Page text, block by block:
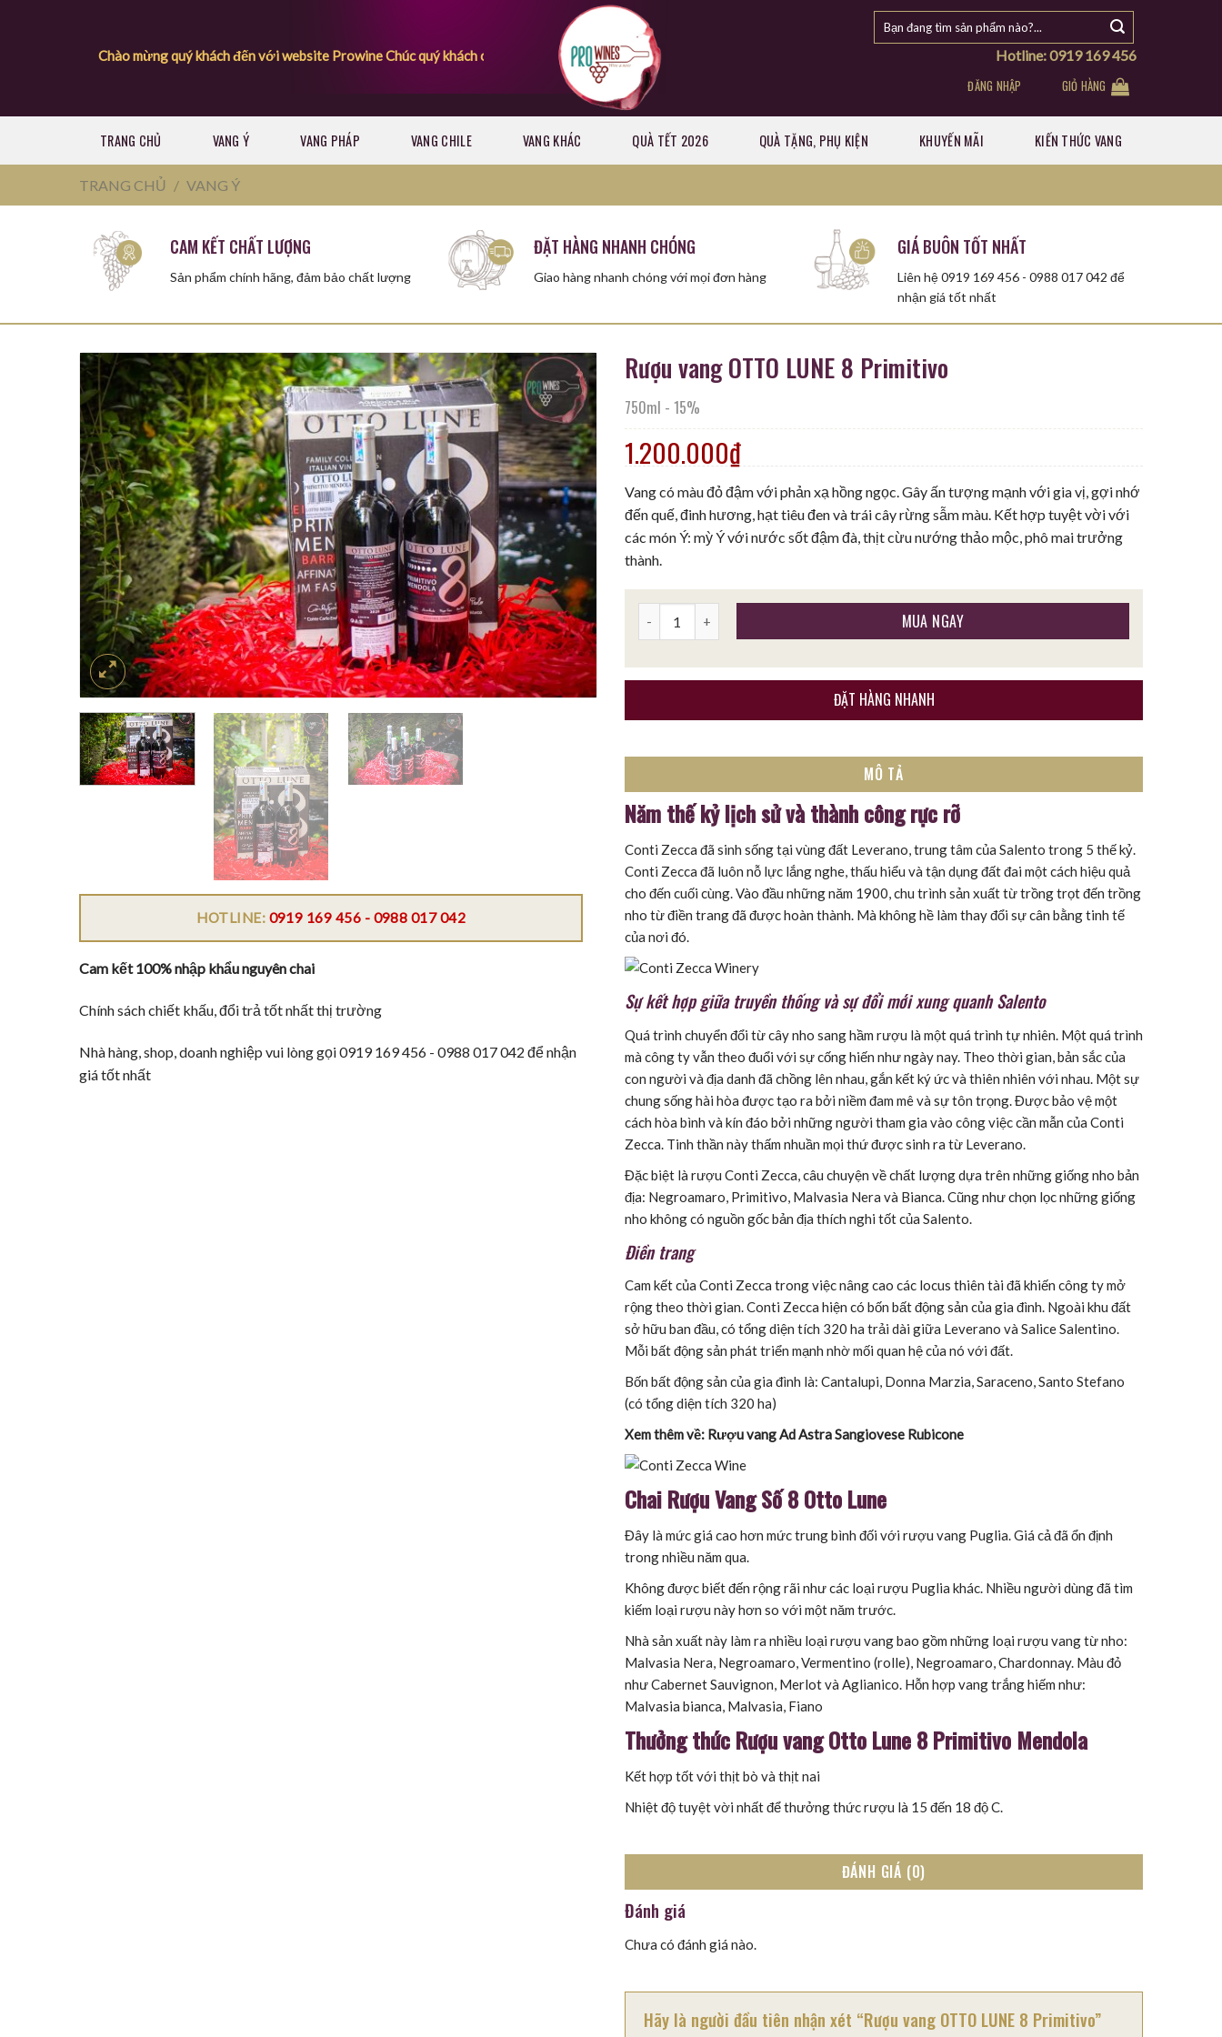
Chào mừng quý khách đến với website ProwineChúc quý khách có những giây phút mua sắm vui vẻ
kiếm:
Hotline: 0919 169 456
ĐĂNG NHẬP
GIỎ HÀNG
TRANG CHỦ VANG Ý VANG PHÁP VANG CHILE VANG KHÁC QUÀ TẾT 2026 QUÀ TẶNG, PHỤ KIỆN KHUYẾN MÃI KIẾN THỨC VANG
TRANG CHỦ / VANG Ý
CAM KẾT CHẤT LƯỢNG
Sản phẩm chính hãng, đảm bảo chất lượng
ĐẶT HÀNG NHANH CHÓNG
Giao hàng nhanh chóng với mọi đơn hàng
GIÁ BUÔN TỐT NHẤT
Liên hệ 0919 169 456 - 0988 017 042 để
nhận giá tốt nhất
HOTLINE: 0919 169 456 - 0988 017 042
Cam kết 100% nhập khẩu nguyên chai
Chính sách chiết khấu, đổi trả tốt nhất thị trường
Nhà hàng, shop, doanh nghiệp vui lòng gọi 0919 169 456 - 0988 017 042 để nhận
giá tốt nhất
Rượu vang OTTO LUNE 8 Primitivo
750ml - 15%
1.200.000₫
Vang có màu đỏ đậm với phản xạ hồng ngọc. Gây ấn tượng mạnh với gia vị, gợi nhớ
đến quế, đinh hương, hạt tiêu đen và trái cây rừng sẫm màu. Kết hợp tuyệt vời với
các món Ý: mỳ Ý với nước sốt đậm đà, thịt cừu nướng thảo mộc, phô mai trưởng
thành.
MUA NGAY
ĐẶT HÀNG NHANH
MÔ TẢ
Năm thế kỷ lịch sử và thành công rực rỡ
Conti Zecca đã sinh sống tại vùng đất Leverano, trung tâm của Salento trong 5 thế kỷ.
Conti Zecca đã luôn nỗ lực lắng nghe, thấu hiểu và tận dụng đất đai một cách hiệu quả
cho đến cuối cùng. Vào đầu những năm 1900, chu trình sản xuất từ ​​trồng trọt đến trồng
nho từ điền trang đã được hoàn thành. Mà không hề làm thay đổi sự cân bằng tinh tế
của nơi đó.
Sự kết hợp giữa truyền thống và sự đổi mới xung quanh Salento
Quá trình chuyển đổi từ cây nho sang hầm rượu là một quá trình tự nhiên. Một quá trình
mà công ty vẫn theo đuổi với sự cống hiến như ngày nay. Theo thời gian, bản sắc của
con người và địa danh đã chồng lên nhau, gắn kết ký ức và thiên nhiên với nhau. Một sự
chung sống hài hòa được tạo ra bởi niềm đam mê và sự tôn trọng. Được bảo vệ một
cách hòa bình và kín đáo bởi những người tham gia vào công việc cần mẫn của Conti
Zecca. Tinh thần này thấm nhuần mọi thứ được sinh ra từ Leverano.
Đặc biệt là rượu Conti Zecca, câu chuyện về chất lượng dựa trên những giống nho bản
địa: Negroamaro, Primitivo, Malvasia Nera và Bianca. Cũng như chọn lọc những giống
nho không có nguồn gốc bản địa thích nghi tốt của Salento.
Điền trang
Cam kết của Conti Zecca trong việc nâng cao các locus thiên tài đã khiến công ty mở
rộng theo thời gian. Conti Zecca hiện có bốn bất động sản của gia đình. Ngoài khu đất
sở hữu ban đầu, có tổng diện tích 320 ha trải dài giữa Leverano và Salice Salentino.
Mỗi bất động sản phát triển mạnh nhờ mối quan hệ của nó với đất.
Bốn bất động sản của gia đình là: Cantalupi, Donna Marzia, Saraceno, Santo Stefano
(có tổng diện tích 320 ha)
Xem thêm về: Rượu vang Ad Astra Sangiovese Rubicone
Chai Rượu Vang Số 8 Otto Lune
Đây là mức giá cao hơn mức trung bình đối với rượu vang Puglia. Giá cả đã ổn định
trong nhiều năm qua.
Không được biết đến rộng rãi như các loại rượu Puglia khác. Nhiều người dùng đã tìm
kiếm loại rượu này hơn so với một năm trước.
Nhà sản xuất này làm ra nhiều loại rượu vang bao gồm những loại rượu vang từ nho:
Malvasia Nera, Negroamaro, Vermentino (rolle), Negroamaro, Chardonnay. Màu đỏ
như Cabernet Sauvignon, Merlot và Aglianico. Hỗn hợp vang trắng hiếm như:
Malvasia bianca, Malvasia, Fiano
Thưởng thức Rượu vang Otto Lune 8 Primitivo Mendola
Kết hợp tốt với thịt bò và thịt nai
Nhiệt độ tuyệt vời nhất để thưởng thức rượu là 15 đến 18 độ C.
ĐÁNH GIÁ (0)
Đánh giá
Chưa có đánh giá nào.
Hãy là người đầu tiên nhận xét “Rượu vang OTTO LUNE 8 Primitivo”